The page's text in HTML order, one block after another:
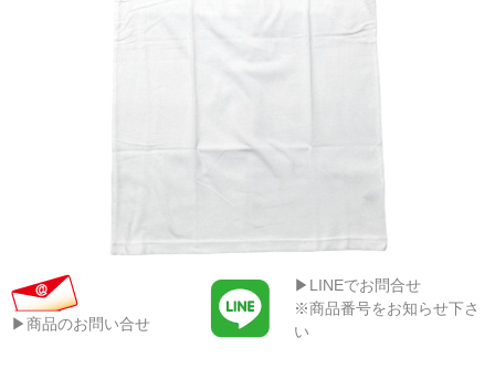
▶商品のお問い合せ
▶LINEでお問合せ
※商品番号をお知らせ下さ
い